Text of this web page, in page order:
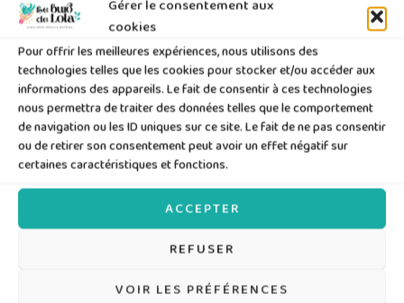
Gérer le consentement aux
cookies
Pour offrir les meilleures expériences, nous utilisons des
technologies telles que les cookies pour stocker et/ou accéder aux
informations des appareils. Le fait de consentir à ces technologies
nous permettra de traiter des données telles que le comportement
de navigation ou les ID uniques sur ce site. Le fait de ne pas consentir
ou de retirer son consentement peut avoir un effet négatif sur
certaines caractéristiques et fonctions.
ACCEPTER
REFUSER
VOIR LES PRÉFÉRENCES
Tous les services du plan Tulipe
Ajustements légers du contenu et du
design
Création et mise à jour de contenu
(jusqu’à 3 articles ou produits par mois,
texte et images fournis par le client)
Optimisations SEO régulières
Rapport mensuel détaillé (trafic,
performances, etc.)